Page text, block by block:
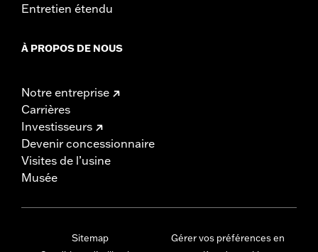
Entretien étendu
À PROPOS DE NOUS
Notre entreprise
Carrières
Investisseurs
Devenir concessionnaire
Visites de l’usine
Musée
Sitemap
Gérer vos préférences en